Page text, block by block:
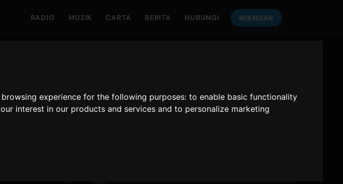
experience for the following purposes:to enable basic functionality
interest in our products and services and to personalize marketing
RADIO MUZIK CARTA BERITA HUBUNGI DENGAR